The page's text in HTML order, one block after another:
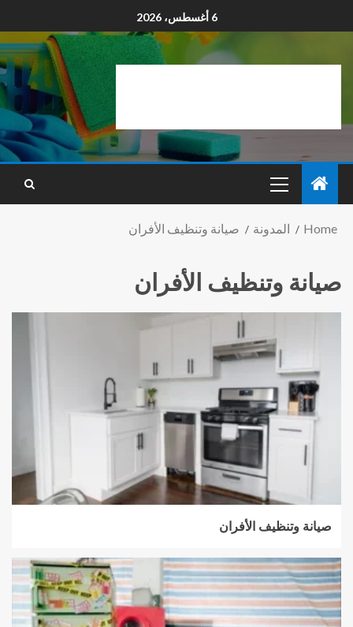
6 أغسطس، 2026
Home المدونة صيانة وتنظيف الأفران
صيانة وتنظيف الأفران
صيانة وتنظيف الأفران